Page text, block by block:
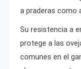
a praderas como
Su resistencia a
protege a las
comunes en el